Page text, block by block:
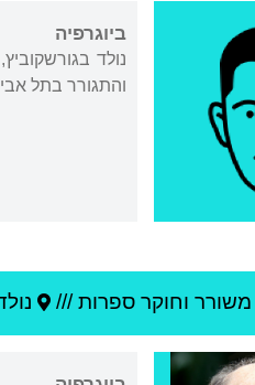
ביוגרפיה
והתגורר בתל
משורר וחוקר ספרות ///